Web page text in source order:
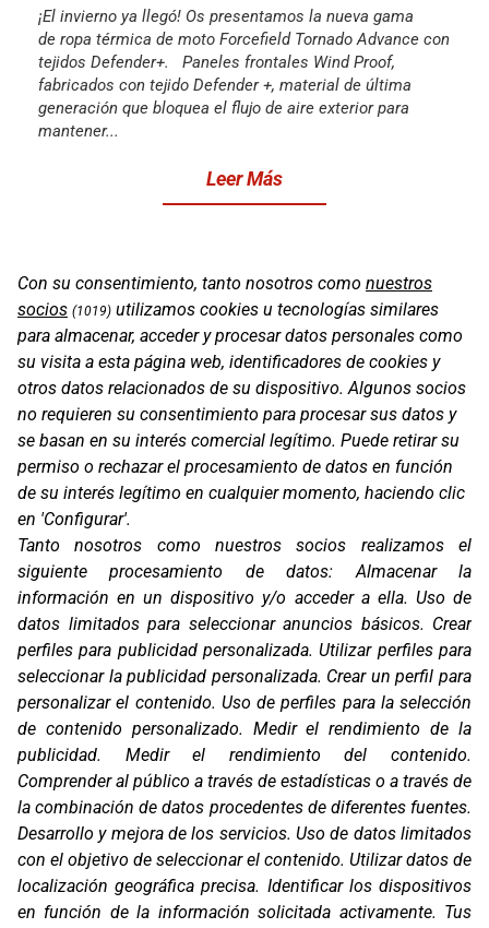
¡El invierno ya llegó! Os presentamos la nueva gama
de ropa térmica de moto Forcefield Tornado Advance con
tejidos Defender+. Paneles frontales Wind Proof,
fabricados con tejido Defender +, material de última
generación que bloquea el flujo de aire exterior para
mantener...
Leer Más
C/ Coneixement 5, 08850
Gavà (Barcelona)
Contacto
T. (+34) 93 638 38 60
Email:
corver@corver.es
Marcas
Productos
Compañía
Blog
Contacto
FAQ
Canal Ético
Zona Clientes
Con su consentimiento, tanto nosotros como nuestros
socios (1019) utilizamos cookies u tecnologías similares
para almacenar, acceder y procesar datos personales como
su visita a esta página web, identificadores de cookies y
otros datos relacionados de su dispositivo. Algunos socios
no requieren su consentimiento para procesar sus datos y
se basan en su interés comercial legítimo. Puede retirar su
permiso o rechazar el procesamiento de datos en función
de su interés legítimo en cualquier momento, haciendo clic
en 'Configurar'.
Tanto nosotros como nuestros socios realizamos el
siguiente procesamiento de datos:Almacenar la
información en un dispositivo y/o acceder a ella. Uso de
datos limitados para seleccionar anuncios básicos. Crear
perfiles para publicidad personalizada.Utilizar perfiles para
seleccionar la publicidad personalizada. Crear un perfil para
personalizar el contenido. Uso de perfiles para la selección
de contenido personalizado. Medir el rendimiento de la
publicidad. Medir el rendimiento del contenido.
Comprender al público a través de estadísticas o a través de
la combinación de datos procedentes de diferentes fuentes.
Desarrollo y mejora de los servicios.Uso de datos limitados
con el objetivo de seleccionar el contenido. Utilizar datos de
localización geográfica precisa. Identificar los dispositivos
en función de la información solicitada activamente. Tus